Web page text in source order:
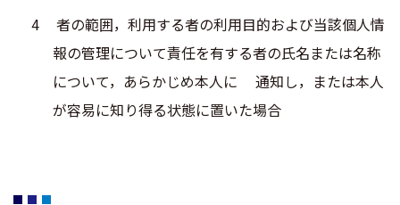
者の範囲，利用する者の利用目的および当該個人情
報の管理について責任を有する者の氏名または名称
について，あらかじめ本人に 通知し，または本人
が容易に知り得る状態に置いた場合